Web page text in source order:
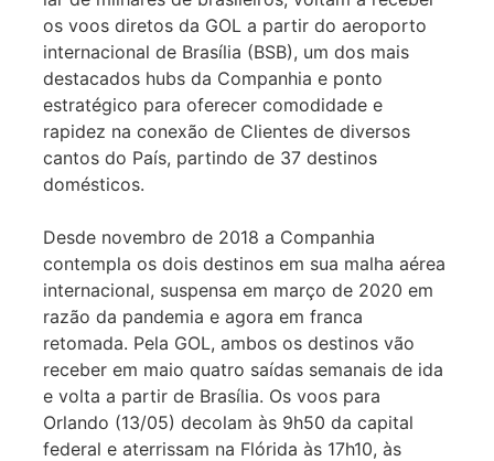
os voos diretos da GOL a partir do aeroporto
internacional de Brasília (BSB), um dos mais
destacados hubs da Companhia e ponto
estratégico para oferecer comodidade e
rapidez na conexão de Clientes de diversos
cantos do País, partindo de 37 destinos
domésticos.
Desde novembro de 2018 a Companhia
contempla os dois destinos em sua malha aérea
internacional, suspensa em março de 2020 em
razão da pandemia e agora em franca
retomada. Pela GOL, ambos os destinos vão
receber em maio quatro saídas semanais de ida
e volta a partir de Brasília. Os voos para
Orlando (13/05) decolam às 9h50 da capital
federal e aterrissam na Flórida às 17h10, às